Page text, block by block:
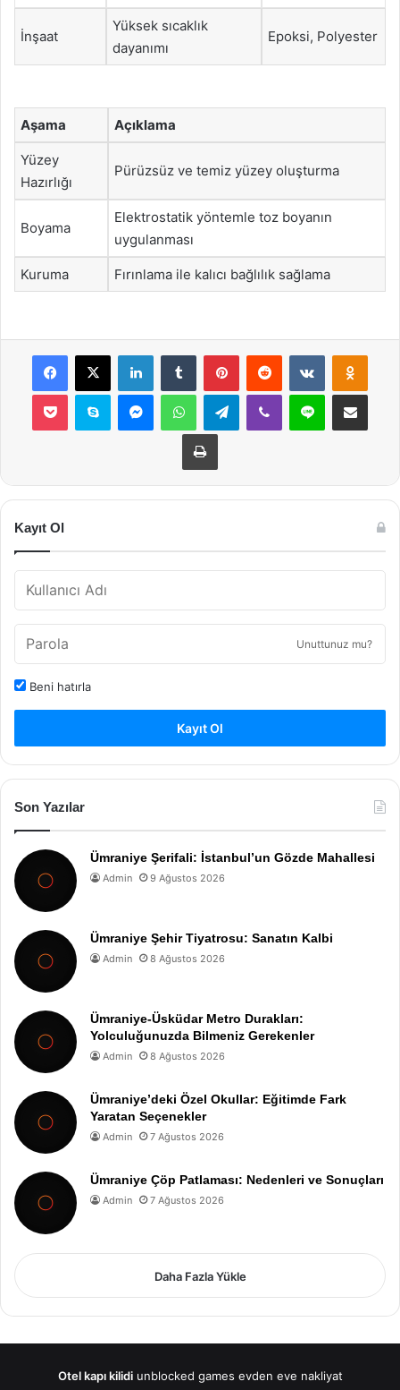
İnşaat
Yüksek sıcaklık
dayanımı
Epoksi, Polyester
Aşama Açıklama
Yüzey
Hazırlığı
Pürüzsüz ve temiz yüzey oluşturma
Boyama
Elektrostatik yöntemle toz boyanın
uygulanması
Kuruma Fırınlama ile kalıcı bağlılık sağlama
Facebook
X LinkedInTumblr PinterestReddit VKontakte
Pocket Skype MessengerWhatsAppTelegramViber Line E-Posta ile
Yazdır
Kayıt Ol
Unuttunuz mu?
Beni hatırla
Kayıt Ol
Son Yazılar
Ümraniye Şerifali: İstanbul’un Gözde Mahallesi
Admin 9 Ağustos 2026
Ümraniye Şehir Tiyatrosu: Sanatın Kalbi
Admin 8 Ağustos 2026
Ümraniye-Üsküdar Metro Durakları:
Yolculuğunuzda Bilmeniz Gerekenler
Admin 8 Ağustos 2026
Ümraniye’deki Özel Okullar: Eğitimde Fark
Yaratan Seçenekler
Admin 7 Ağustos 2026
Ümraniye Çöp Patlaması: Nedenleri ve Sonuçları
Admin 7 Ağustos 2026
Daha Fazla Yükle
Otel kapı kilidi unblocked games evden eve nakliyat